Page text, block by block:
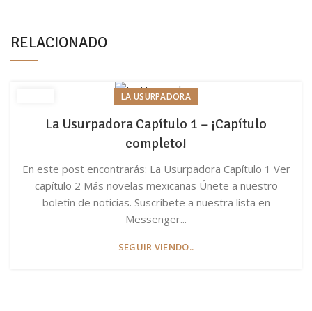
RELACIONADO
LA USURPADORA
La Usurpadora Capítulo 1 – ¡Capítulo
completo!
En este post encontrarás: La Usurpadora Capítulo 1 Ver
capítulo 2 Más novelas mexicanas Únete a nuestro
boletín de noticias. Suscríbete a nuestra lista en
Messenger...
SEGUIR VIENDO..